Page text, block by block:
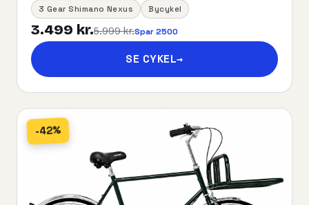
3 Gear Shimano Nexus Bycykel
3.499 kr.5.999 kr.Spar 2500
SE CYKEL→
-42%